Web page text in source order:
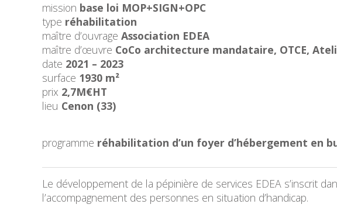
mission base loi MOP+SIGN+OPC
type réhabilitation
maître d’ouvrage Association EDEA
maître d’œuvre CoCo architecture mandataire, OTCE,
date 2021 – 2023
surface 1930 m²
prix 2,7M€HT
lieu Cenon (33)
programme réhabilitation d’un foyer d’hébergement en
Le développement de la pépinière de services EDEA s’inscrit
l’accompagnement des personnes en situation d’handicap.